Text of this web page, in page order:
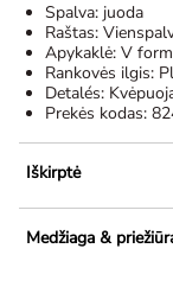
Spalva: juoda
Raštas:
Apykaklė: V
Rankovės ilgis:
Detalés:
Prekės kodas:
Iškirptė
Medžiaga &